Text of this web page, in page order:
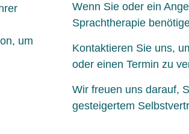
um
Wenn Sie oder ein
Sprachtherapie
Kontaktieren Sie uns,
oder einen Termin zu
Wir freuen uns darauf,
gesteigertem